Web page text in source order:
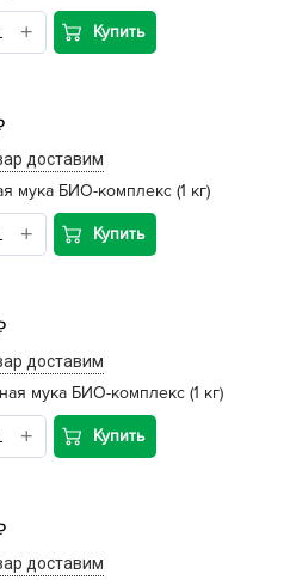
Купить
доставим
мука БИО-комплекс (1 кг)
Купить
доставим
мука БИО-комплекс (1 кг)
Купить
доставим